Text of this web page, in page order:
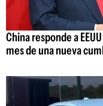
China responde a
mes de una nueva